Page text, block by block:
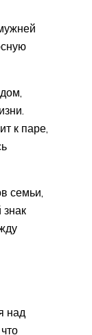
к паре,
семьи,
знак
над